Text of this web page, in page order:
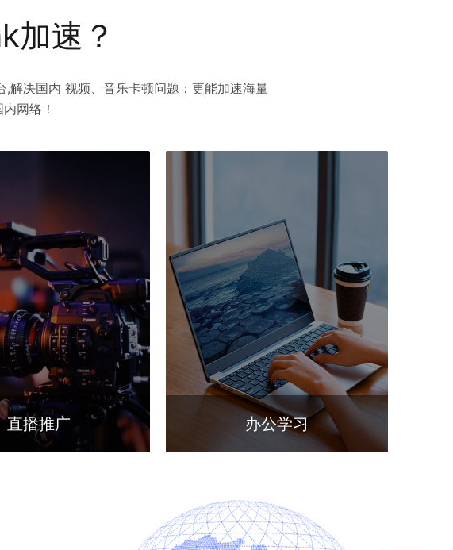
加速？
解决国内 视频、音乐卡顿问题；更能加速海量
网络！
直播推广 办公学习